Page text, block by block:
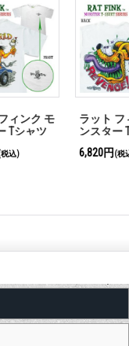
ラット フィンク モ
ンスター Tシャツ
(税込)